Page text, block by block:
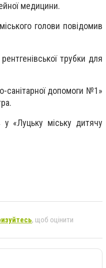
медицини.
голови повідомив
трубки для
санітарної допомоги №1»
«Луцьку міську дитячу
, щоб оцінити